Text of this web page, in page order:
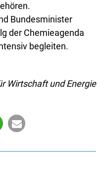
Bundesminister
der Chemieagenda
begleiten.
Wirtschaft und Energie